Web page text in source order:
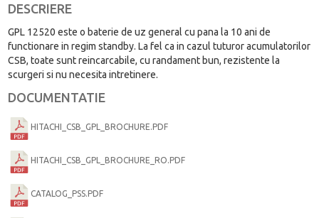
DESCRIERE
GPL 12520 este o baterie de uz general cu pana la 10 ani de
functionare in regim standby. La fel ca in cazul tuturor acumulatorilor
CSB, toate sunt reincarcabile, cu randament bun, rezistente la
scurgeri si nu necesita intretinere.
DOCUMENTATIE
HITACHI_CSB_GPL_BROCHURE.PDF
HITACHI_CSB_GPL_BROCHURE_RO.PDF
CATALOG_PSS.PDF